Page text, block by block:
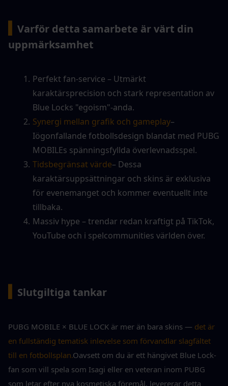
Varför detta samarbete är värt din
uppmärksamhet
Perfekt fan-service – Utmärkt
karaktärsprecision och stark representation av
Blue Locks "egoism"-anda.
Synergi mellan grafik och gameplay–
Iögonfallande fotbollsdesign blandat med PUBG
MOBILEs spänningsfyllda överlevnadsspel.
Tidsbegränsat värde– Dessa
karaktärsuppsättningar och skins är exklusiva
för evenemanget och kommer eventuellt inte
tillbaka.
Massiv hype – trendar redan kraftigt på TikTok,
YouTube och i spelcommunities världen över.
Slutgiltiga tankar
PUBG MOBILE × BLUE LOCK är mer än bara skins — det är
en fullständig tematisk inlevelse som förvandlar slagfältet
till en fotbollsplan.Oavsett om du är ett hängivet Blue Lock-
fan som vill spela som Isagi eller en veteran inom PUBG
som letar efter nya kosmetiska föremål, levererar detta